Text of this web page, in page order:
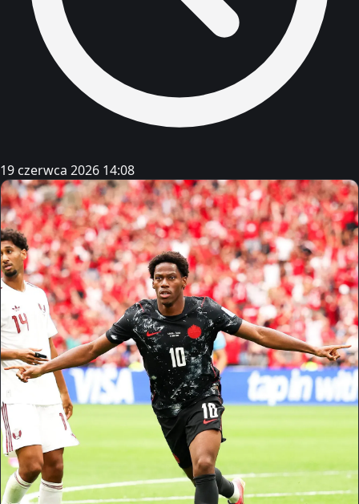
19 czerwca 2026 14:08